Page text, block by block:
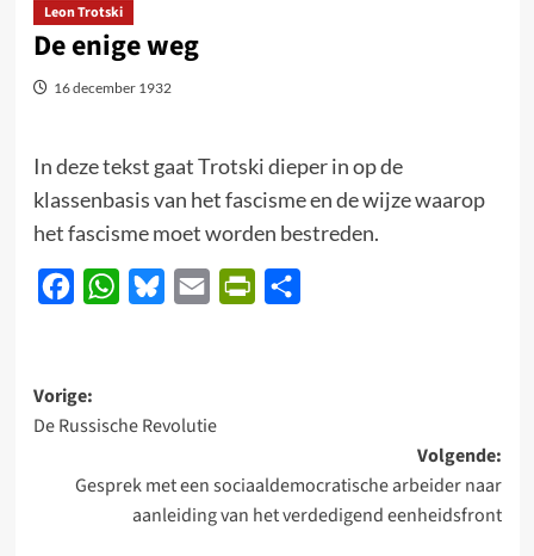
Leon Trotski
De enige weg
16 december 1932
In deze tekst gaat Trotski dieper in op de
klassenbasis van het fascisme en de wijze waarop
het fascisme moet worden bestreden.
FacebookWhatsApp
BlueskyEmail PrintFriendly
Bericht
navigatie
Vorige:
De Russische Revolutie
Volgende:
Gesprek met een sociaaldemocratische arbeider naar
aanleiding van het verdedigend eenheidsfront